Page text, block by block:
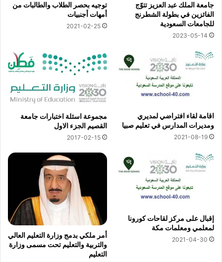
جامعة الملك عبد العزيز تتوّج
الفائزين في بطولة الشطرنج
للجامعات السعودية
2023-05-14
توجيه بحصر الطلاب والطالبات من
أمهات أجنبيات
2021-02-25
اقامة لقاء افتراضي لمديري
ومديرات المدارس في تعليم صبيا
2021-08-19
مجموعة اسئلة اختبارات جامعة
القصيم الجزء الاول
2017-02-15
إقبال على مركز لقاحات كورونا
لمعلمي ومعلمات مكة
2021-04-30
أمر ملكي بدمج وزارة التعليم العالي
والتربية والتعليم تحت مسمى وزارة
التعليم